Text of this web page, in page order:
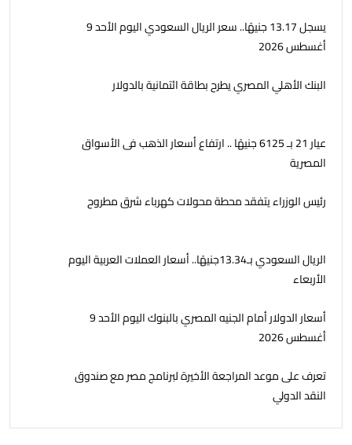
يسجل 13.17 جنيهًا.. سعر الريال السعودي اليوم الأحد 9
أغسطس 2026
البنك الأهلي المصري يطرح بطاقة ائتمانية بالدولار
عيار 21 بـ 6125 جنيهًا .. ارتفاع أسعار الذهب فى الأسواق
المصرية
رئيس الوزراء يتفقد محطة محولات كهرباء شرق مطروح
الريال السعودي بـ13.34جنيهًا.. أسعار العملات العربية اليوم
الأربعاء
أسعار الدولار أمام الجنيه المصري بالبنوك اليوم الأحد 9
أغسطس 2026
تعرف على موعد المراجعة الأخيرة لبرنامج مصر مع صندوق
النقد الدولي